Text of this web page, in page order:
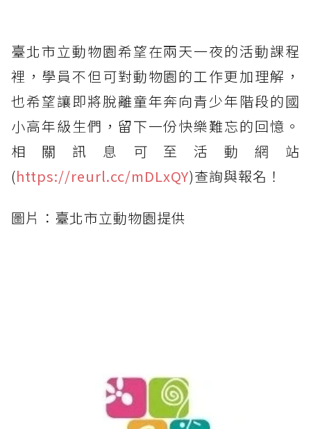
臺北市立動物園希望在兩天一夜的活動課程
裡，學員不但可對動物園的工作更加理解，
也希望讓即將脫離童年奔向青少年階段的國
小高年級生們，留下一份快樂難忘的回憶。
相關訊息可至活動網站
(https://reurl.cc/mDLxQY)查詢與報名！
圖片：臺北市立動物園提供